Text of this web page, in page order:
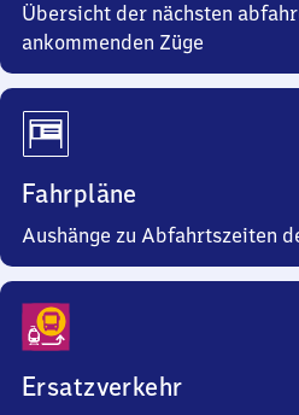
Übersicht der nächsten
ankommenden Züge
Fahrpläne
Aushänge zu Abfahrtszeiten
Ersatzverkehr